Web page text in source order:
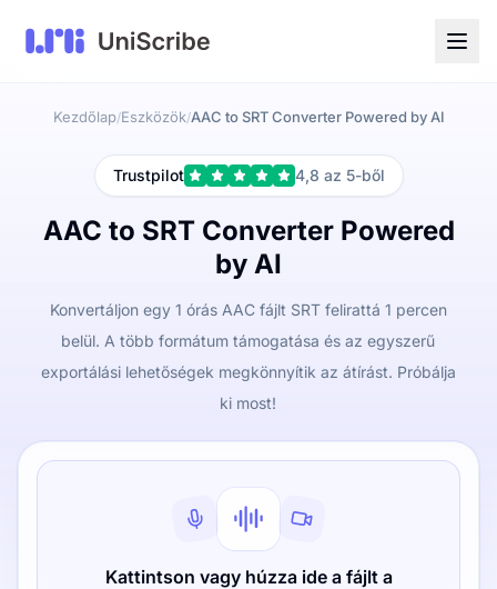
Kezdőlap/Eszközök/AAC to SRT Converter Powered by AI
Trustpilot 4,8 az 5-ből
AAC to SRT Converter Powered
by AI
Konvertáljon egy 1 órás AAC fájlt SRT felirattá 1 percen
belül. A több formátum támogatása és az egyszerű
exportálási lehetőségek megkönnyítik az átírást. Próbálja
ki most!
Kattintson vagy húzza ide a fájlt a